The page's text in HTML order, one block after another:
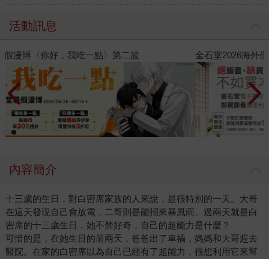
活動訊息
金石堂2026海外優惠：電子書
內容簡介
十三歲的生日，對白密席家族的人來說，是很特別的一天。大哥
在這天發現自己會放電，二哥則是能招來暴風雨。過兩天就是白
密席的十三歲生日，她不禁好奇，自己的超能力是什麼？
可惜的是，在她生日的前兩天，爸爸出了車禍，媽媽和大哥趕去
醫院。在家的白密席以為自己已經有了超能力，很想利用它來幫